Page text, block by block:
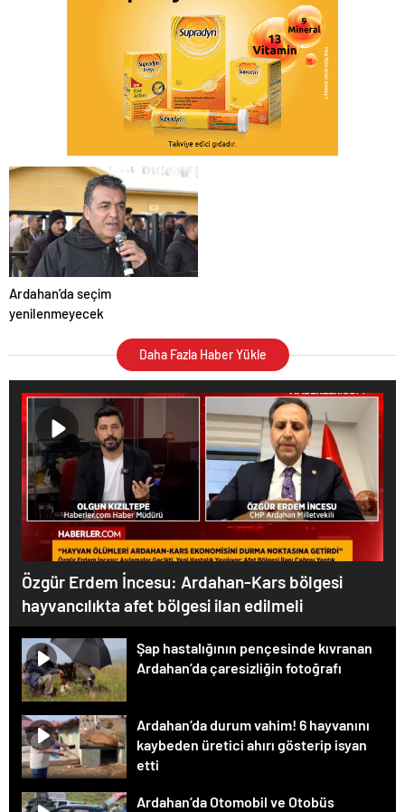
Ardahan’da seçim
yenilenmeyecek
Daha Fazla Haber Yükle
Özgür Erdem İncesu: Ardahan-Kars bölgesi
hayvancılıkta afet bölgesi ilan edilmeli
Şap hastalığının pençesinde kıvranan
Ardahan’da çaresizliğin fotoğrafı
Ardahan’da durum vahim! 6 hayvanını
kaybeden üretici ahırı gösterip isyan
etti
Ardahan’da Otomobil ve Otobüs